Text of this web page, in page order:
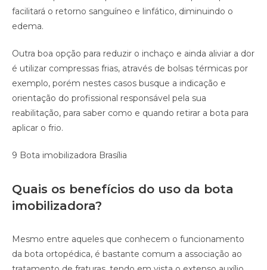
facilitará o retorno sanguíneo e linfático, diminuindo o
edema.
Outra boa opção para reduzir o inchaço e ainda aliviar a dor
é utilizar compressas frias, através de bolsas térmicas por
exemplo, porém nestes casos busque a indicação e
orientação do profissional responsável pela sua
reabilitação, para saber como e quando retirar a bota para
aplicar o frio.
9 Bota imobilizadora Brasília
Quais os benefícios do uso da bota
imobilizadora?
Mesmo entre aqueles que conhecem o funcionamento
da bota ortopédica, é bastante comum a associação ao